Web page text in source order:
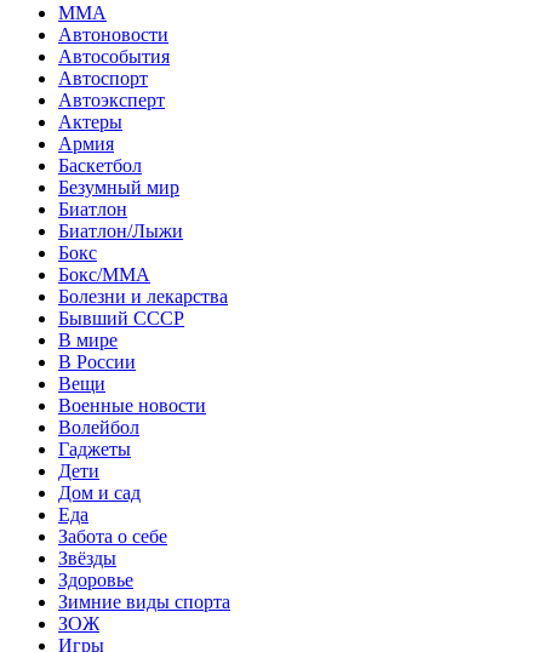
MMA
Автоновости
Автособытия
Автоспорт
Автоэксперт
Актеры
Армия
Баскетбол
Безумный мир
Биатлон
Биатлон/Лыжи
Бокс
Бокс/MMA
Болезни и лекарства
Бывший СССР
В мире
В России
Вещи
Военные новости
Волейбол
Гаджеты
Дети
Дом и сад
Еда
Забота о себе
Звёзды
Здоровье
Зимние виды спорта
ЗОЖ
Игры